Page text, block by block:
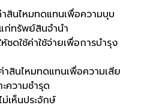
มทดแทนเพื่อความบุบ
ก่ทรัพย์สินจำนำ
าใช้จ่ายเพื่อการบำรุง
ทดแทนเพื่อความเสีย
ความชำรุด
เห็นประจักษ์